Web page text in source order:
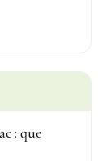
: que